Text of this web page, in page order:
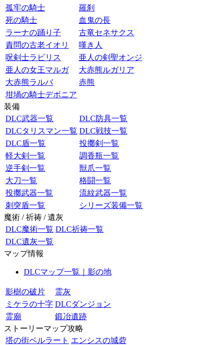
孤牢の騎士
羅刹
死の騎士
血鬼の長
ラーナの踊り子
古竜セネサクス
責問の古老イオリ
嘆き人
呪剣士ラビリス
亜人の剣聖オンジ
亜人の女王マルガ
大赤熊ルガリア
大赤熊ラルバ
赤熊
坩堝の騎士デボニア
装備
DLC武器一覧
DLC防具一覧
DLCタリスマン一覧 DLC戦技一覧
DLC盾一覧
投擲剣一覧
軽大剣一覧
調香瓶一覧
逆手剣一覧
獣爪一覧
大刀一覧
格闘一覧
投擲武器一覧
流紋武器一覧
刺突盾一覧
シリーズ装備一覧
魔術 / 祈祷 / 遺灰
DLC魔術一覧 DLC祈祷一覧
DLC遺灰一覧
マップ情報
DLCマップ一覧｜影の地
影樹の破片
霊灰
ミケラの十字 DLCダンジョン
霊廟
鍛冶遺跡
ストーリーマップ攻略
塔の街ベルラート エンシスの城砦